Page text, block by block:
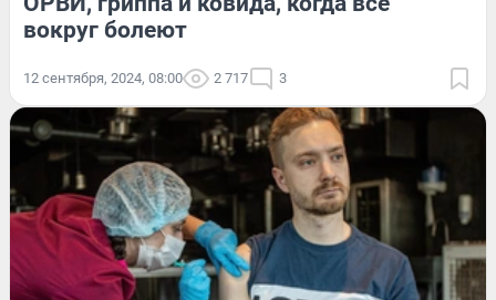
вокруг болеют
12 сентября, 2024, 08:00 2 717 3